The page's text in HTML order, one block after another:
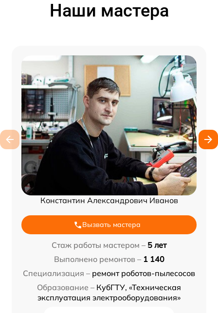
Наши мастера
Константин Александрович Иванов
Вызвать мастера
Стаж работы мастером – 5 лет
Выполнено ремонтов – 1 140
Специализация – ремонт роботов-пылесосов
Образование – КубГТУ, «Техническая
эксплуатация электрооборудования»